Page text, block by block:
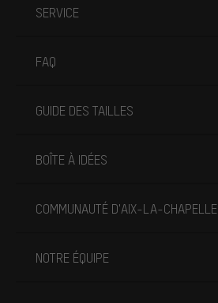
SERVICE
FAQ
GUIDE DES TAILLES
BOÎTE À IDÉES
COMMUNAUTÉ D'AIX-LA-CHAPELLE
NOTRE ÉQUIPE